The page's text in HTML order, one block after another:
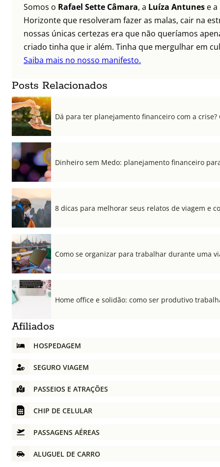
Somos o Rafael Sette Câmara, a Luíza Antunes e a
Horizonte que resolveram fazer as malas, cair na
nossas únicas certezas era que não queríamos
criado tinha que ir além. Tinha que mergulhar em
Saiba mais no nosso manifesto.
Posts Relacionados
Dá para ter planejamento financeiro com a crise?
Dinheiro sem Medo: planejamento financeiro
8 dicas para melhorar seus relatos de viagem e
Como se organizar para trabalhar durante uma
Home office e solidão: como ser produtivo
Afiliados
HOSPEDAGEM
SEGURO VIAGEM
PASSEIOS E ATRAÇÕES
CHIP DE CELULAR
PASSAGENS AÉREAS
ALUGUEL DE CARRO